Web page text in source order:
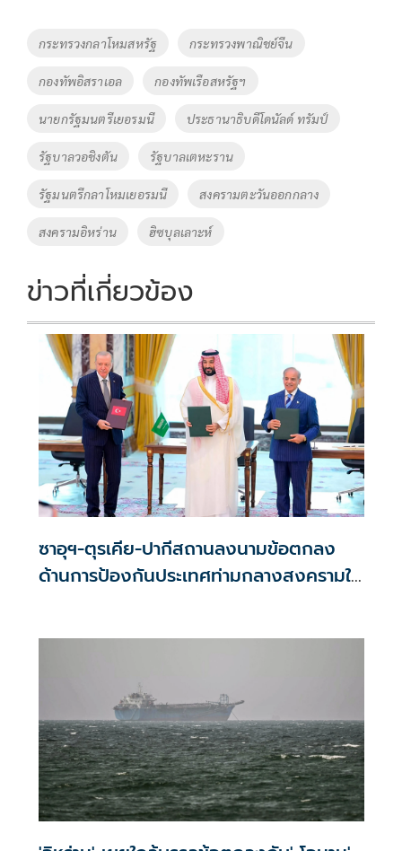
b
o
o
k
er y
Li
Tags
กระทรวงกลาโหมสหรัฐ กระทรวงพาณิชย์จีน
กองทัพอิสราเอล กองทัพเรือสหรัฐฯ
นายกรัฐมนตรีเยอรมนี ประธานาธิบดีโดนัลด์ ทรัมป์
รัฐบาลวอชิงตัน รัฐบาลเตหะราน
รัฐมนตรีกลาโหมเยอรมนี สงครามตะวันออกกลาง
สงครามอิหร่าน ฮิซบุลเลาะห์
ข่าวที่เกี่ยวข้อง
ซาอุฯ-ตุรเคีย-ปากีสถานลงนามข้อตกลง
ด้านการป้องกันประเทศท่ามกลางสงครามใน